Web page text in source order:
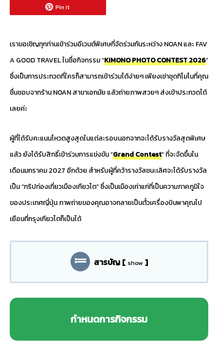
Pin it
เราขอเชิญทุกท่านเข้าร่วมอีเวนต์พิเศษที่จัดร่วมกันระหว่าง NOAN และ FAV
A GOOD TRAVEL ในชื่อกิจกรรม “KIMONO PHOTO CONTEST 2026”
ซึ่งเป็นการประกวดที่ใครก็สามารถเข้าร่วมได้ง่ายๆ เพียงเช่าชุดกิโมโนที่คุณ
ชื่นชอบจากร้าน NOAN สาขาเอกมัย แล้วถ่ายภาพสวยๆ ส่งเข้าประกวดได้
เลยค่ะ
ผู้ที่ได้รับคะแนนโหวตสูงสุดในแต่ละรอบนอกจากจะได้รับรางวัลสุดพิเศษ
แล้ว ยังได้รับสิทธิ์เข้าร่วมการแข่งขัน “Grand Contest” ที่จะจัดขึ้นใน
เดือนมกราคม 2027 อีกด้วย สำหรับผู้ที่คว้ารางวัลชนะเลิศจะได้รับรางวัล
เป็น “ทริปท่องเที่ยวเมืองเกียวโต” ซึ่งเป็นเมืองเก่าแก่ที่เป็นความภาคภูมิใจ
ของประเทศญี่ปุ่น ภาพถ่ายของคุณอาจกลายเป็นตั๋วเครื่องบินพาคุณไป
เยือนที่กรุงเกียวโตก็เป็นได้
สารบัญ [ show ]
กำหนดการกิจกรรม